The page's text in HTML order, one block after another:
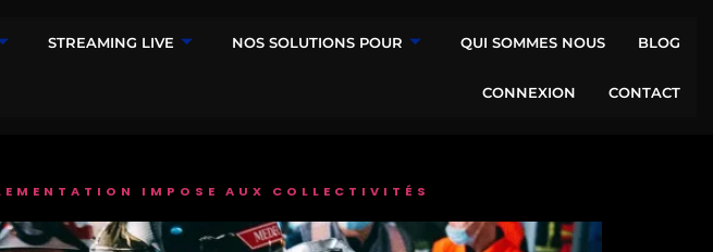
STREAMING LIVE NOS SOLUTIONS POUR QUI SOMMES NOUS BLOG
CONNEXION CONTACT
IMPOSE AUX COLLECTIVITÉS